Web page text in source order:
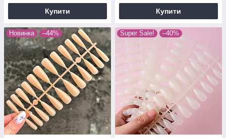
Купити Купити
Новинка –44% Super Sale! –40%